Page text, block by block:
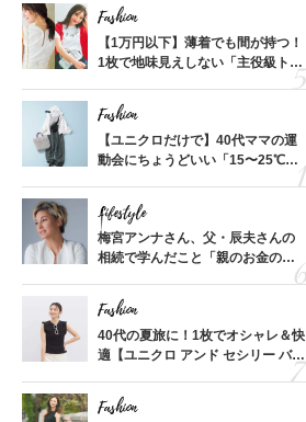
Fashion
【1万円以下】薄着でも間が持つ！
1枚で地味見えしない「主役級トッ
Fashion
【ユニクロだけで】40代ママの運
動会にちょうどいい「15〜25℃気
Lifestyle
梅宮アンナさん、父・辰夫さんの
相続で学んだこと「親のお金の話
です」父・辰夫さんの相続で学ん
だこと
Fashion
40代の夏旅に！1枚でオシャレ＆快
適【ユニクロ アンド セシリー バン
Fashion